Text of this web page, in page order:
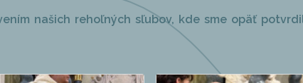
našich rehoľných sľubov, kde sme opäť